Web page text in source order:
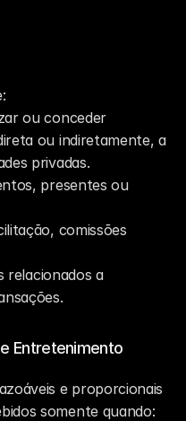
ou conceder
ou indiretamente, a
privadas.
presentes ou
comissões
relacionados a
Entretenimento
e proporcionais
somente quando: